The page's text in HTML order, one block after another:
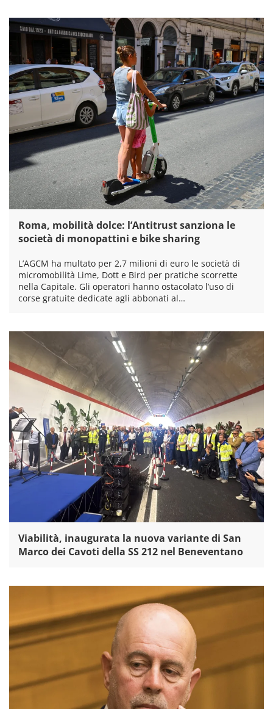
Roma, mobilità dolce: l’Antitrust sanziona le
società di monopattini e bike sharing
L’AGCM ha multato per 2,7 milioni di euro le società di
micromobilità Lime, Dott e Bird per pratiche scorrette
nella Capitale. Gli operatori hanno ostacolato l’uso di
corse gratuite dedicate agli abbonati al…
Viabilità, inaugurata la nuova variante di San
Marco dei Cavoti della SS 212 nel Beneventano